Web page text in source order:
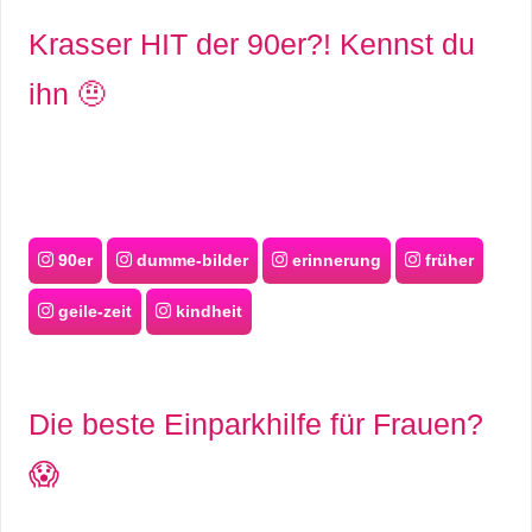
H
Krasser HIT der 90er?! Kennst du
ihn 🤨
90er dumme-bilder erinnerung früher
geile-zeit kindheit
Die beste Einparkhilfe für Frauen?
😱